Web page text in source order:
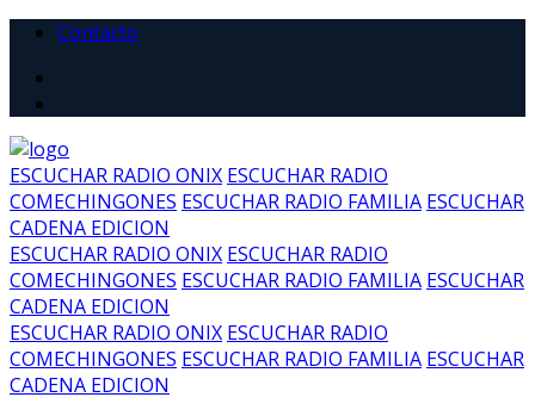
Contacto
ESCUCHAR RADIO ONIX ESCUCHAR RADIO
COMECHINGONES ESCUCHAR RADIO FAMILIA ESCUCHAR
CADENA EDICION
ESCUCHAR RADIO ONIX ESCUCHAR RADIO
COMECHINGONES ESCUCHAR RADIO FAMILIA ESCUCHAR
CADENA EDICION
ESCUCHAR RADIO ONIX ESCUCHAR RADIO
COMECHINGONES ESCUCHAR RADIO FAMILIA ESCUCHAR
CADENA EDICION